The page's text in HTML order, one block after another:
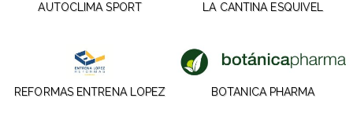
AUTOCLIMA SPORT LA CANTINA ESQUIVEL
REFORMAS ENTRENA LOPEZ BOTANICA PHARMA